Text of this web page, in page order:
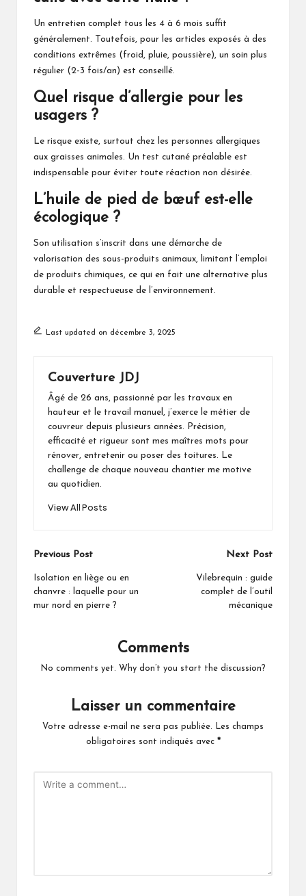
Un entretien complet tous les 4 à 6 mois suffit
généralement. Toutefois, pour les articles exposés à des
conditions extrêmes (froid, pluie, poussière), un soin plus
régulier (2-3 fois/an) est conseillé.
Quel risque d’allergie pour les
usagers ?
Le risque existe, surtout chez les personnes allergiques
aux graisses animales. Un test cutané préalable est
indispensable pour éviter toute réaction non désirée.
L’huile de pied de bœuf est-elle
écologique ?
Son utilisation s’inscrit dans une démarche de
valorisation des sous-produits animaux, limitant l’emploi
de produits chimiques, ce qui en fait une alternative plus
durable et respectueuse de l’environnement.
Last updated on décembre 3, 2025
Couverture JDJ
Âgé de 26 ans, passionné par les travaux en
hauteur et le travail manuel, j’exerce le métier de
couvreur depuis plusieurs années. Précision,
efficacité et rigueur sont mes maîtres mots pour
rénover, entretenir ou poser des toitures. Le
challenge de chaque nouveau chantier me motive
au quotidien.
View All Posts
Post
navigation
Previous Post
Isolation en liège ou en
chanvre : laquelle pour un
mur nord en pierre ?
Next Post
Vilebrequin : guide
complet de l’outil
mécanique
Comments
No comments yet. Why don’t you start the discussion?
Laisser un commentaire
Votre adresse e-mail ne sera pas publiée.
Les champs
obligatoires sont indiqués avec *